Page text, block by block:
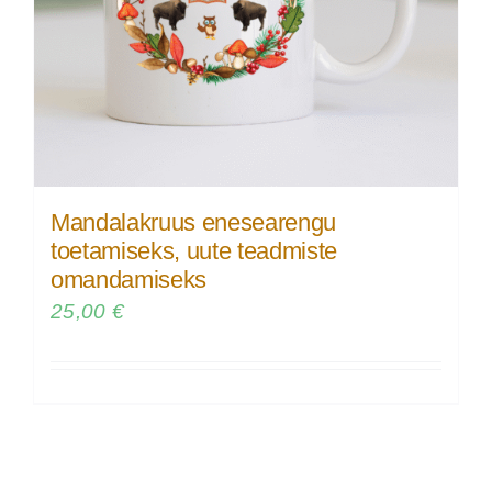
Mandalakruus enesearengu
toetamiseks, uute teadmiste
omandamiseks
25,00 €